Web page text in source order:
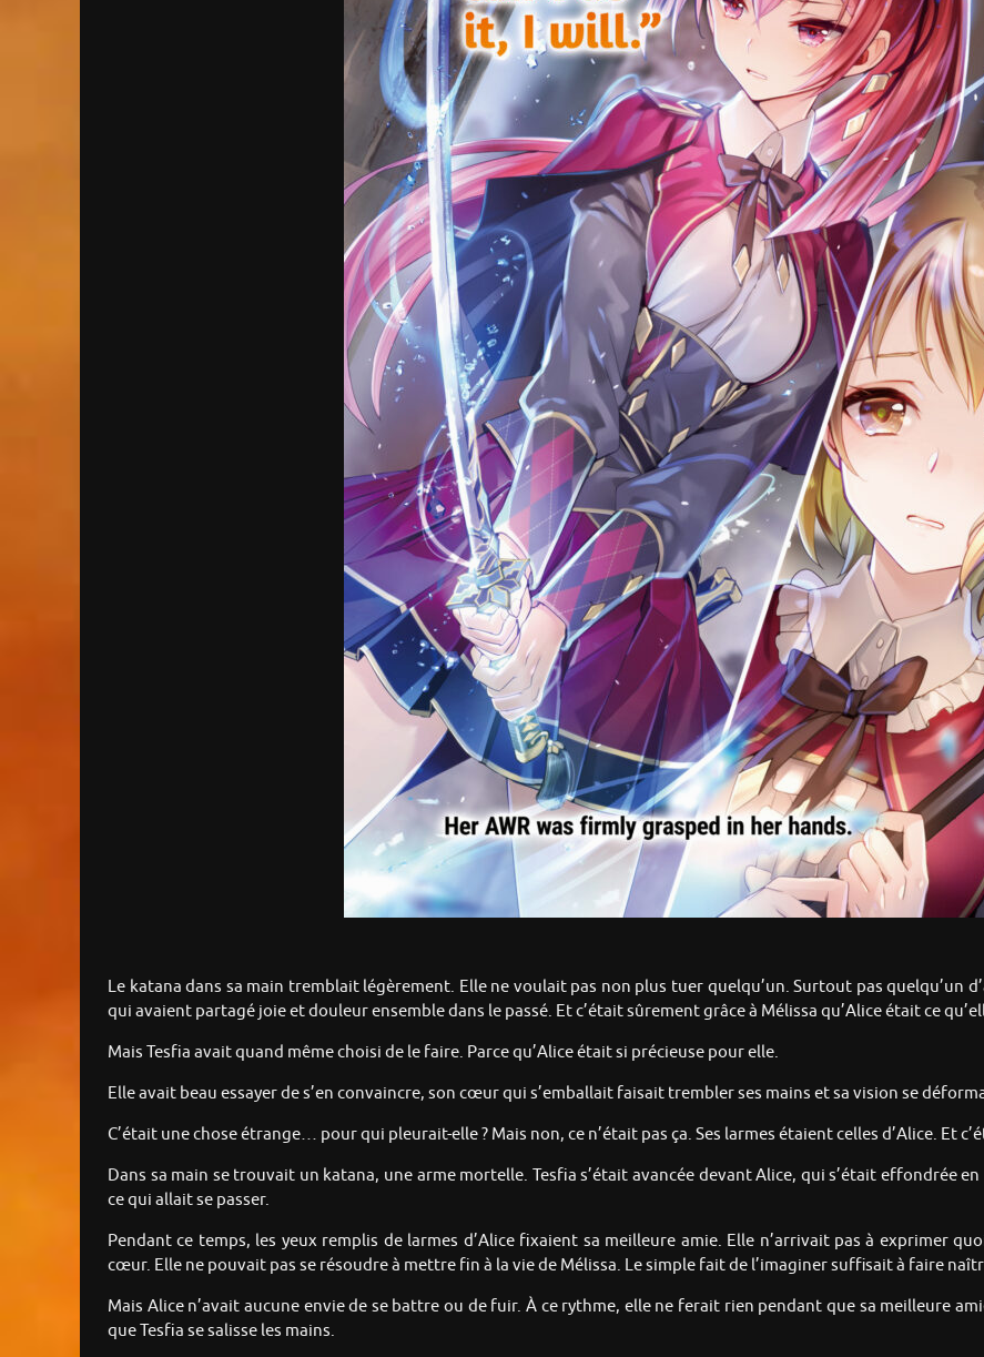
Le katana dans sa main tremblait légèrement. Elle ne voulait pas non plus tuer quelqu’un. Surtout pas quelqu’un
qui avaient partagé joie et douleur ensemble dans le passé. Et c’était sûrement grâce à Mélissa qu’Alice était ce
Mais Tesfia avait quand même choisi de le faire. Parce qu’Alice était si précieuse pour elle.
Elle avait beau essayer de s’en convaincre, son cœur qui s’emballait faisait trembler ses mains et sa vision se
C’était une chose étrange… pour qui pleurait-elle ? Mais non, ce n’était pas ça. Ses larmes étaient celles d’Alice. Et
Dans sa main se trouvait un katana, une arme mortelle. Tesfia s’était avancée devant Alice, qui s’était effondrée
ce qui allait se passer.
Pendant ce temps, les yeux remplis de larmes d’Alice fixaient sa meilleure amie. Elle n’arrivait pas à exprimer
cœur. Elle ne pouvait pas se résoudre à mettre fin à la vie de Mélissa. Le simple fait de l’imaginer suffisait à faire
Mais Alice n’avait aucune envie de se battre ou de fuir. À ce rythme, elle ne ferait rien pendant que sa meilleure
que Tesfia se salisse les mains.